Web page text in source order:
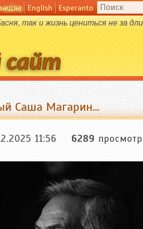
English Esperanto
так и жизнь цениться не за
Саша Магарин…
11:56 6289